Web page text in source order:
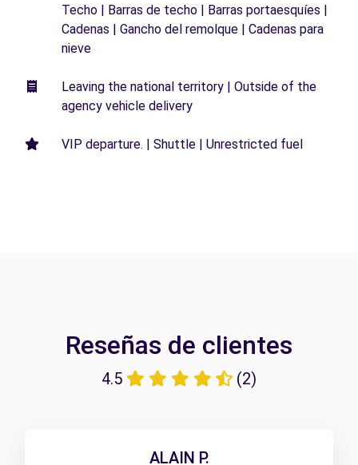
Techo | Barras de techo | Barras portaesquíes |
Cadenas | Gancho del remolque | Cadenas para
nieve
Leaving the national territory | Outside of the
agency vehicle delivery
VIP departure. | Shuttle | Unrestricted fuel
Reseñas de clientes
4.5 (2)
ALAIN P.